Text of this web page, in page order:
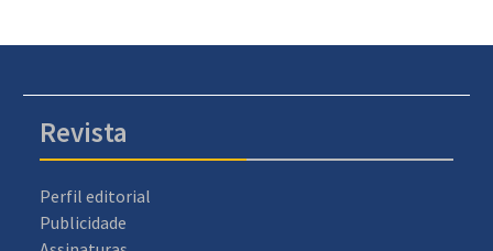
Revista
Perfil editorial
Publicidade